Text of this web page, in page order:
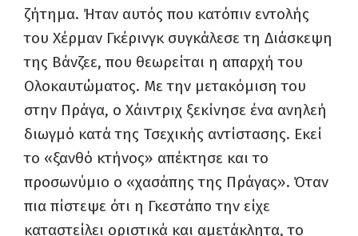
ζήτημα. Ήταν αυτός που κατόπιν εντολής
του Χέρμαν Γκέρινγκ συγκάλεσε τη Διάσκεψη
της Βάνζεε, που θεωρείται η απαρχή του
Ολοκαυτώματος. Με την μετακόμιση του
στην Πράγα, ο Χάιντριχ ξεκίνησε ένα ανηλεή
διωγμό κατά της Τσεχικής αντίστασης. Εκεί
το «ξανθό κτήνος» απέκτησε και το
προσωνύμιο ο «χασάπης της Πράγας». Όταν
πια πίστεψε ότι η Γκεστάπο την είχε
καταστείλει οριστικά και αμετάκλητα, το